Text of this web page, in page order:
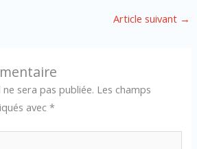
Article suivant →
sera pas publiée. Les champs
avec*